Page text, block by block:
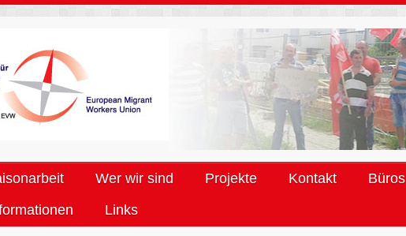
Wer wir sind Projekte Kontakt Büros
Links